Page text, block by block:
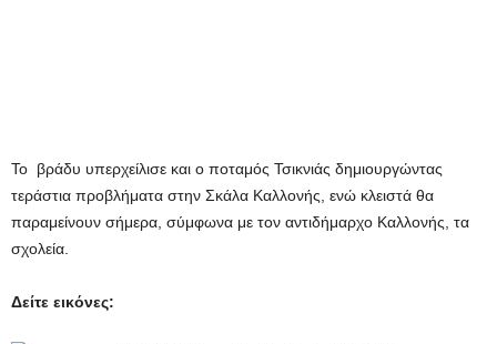
Το βράδυ υπερχείλισε και ο ποταμός Τσικνιάς δημιουργώντας
τεράστια προβλήματα στην Σκάλα Καλλονής, ενώ κλειστά θα
παραμείνουν σήμερα, σύμφωνα με τον αντιδήμαρχο Καλλονής, τα
σχολεία.
Δείτε εικόνες: